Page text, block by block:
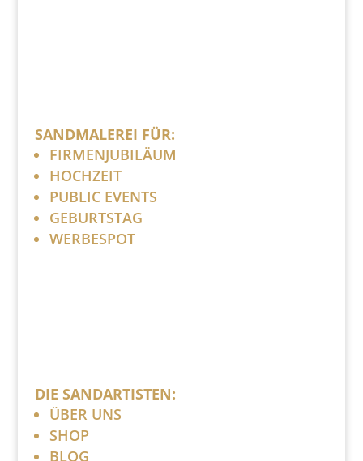
SANDMALEREI FÜR:
FIRMENJUBILÄUM
HOCHZEIT
PUBLIC EVENTS
GEBURTSTAG
WERBESPOT
DIE SANDARTISTEN:
ÜBER UNS
SHOP
BLOG